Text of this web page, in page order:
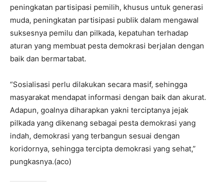
peningkatan partisipasi pemilih, khusus untuk generasi
muda, peningkatan partisipasi publik dalam mengawal
suksesnya pemilu dan pilkada, kepatuhan terhadap
aturan yang membuat pesta demokrasi berjalan dengan
baik dan bermartabat.
“Sosialisasi perlu dilakukan secara masif, sehingga
masyarakat mendapat informasi dengan baik dan akurat.
Adapun, goalnya diharapkan yakni terciptanya jejak
pilkada yang dikenang sebagai pesta demokrasi yang
indah, demokrasi yang terbangun sesuai dengan
koridornya, sehingga tercipta demokrasi yang sehat,”
pungkasnya.(aco)